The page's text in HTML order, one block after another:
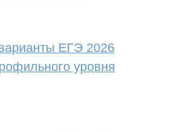
ЕГЭ 2026
уровня